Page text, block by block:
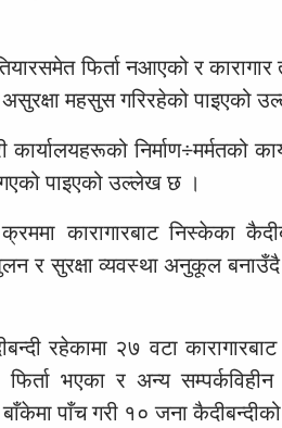
फिर्ता नआएको र कारागार
महसुस गरिरहेको पाइएको
निर्माण÷मर्मतको
गएको पाइएको उल्लेख छ ।
कारागारबाट निस्केका
र सुरक्षा व्यवस्था अनुकूल
रहेकामा २७ वटा
भएका र अन्य
बाँकेमा पाँच गरी १० जना